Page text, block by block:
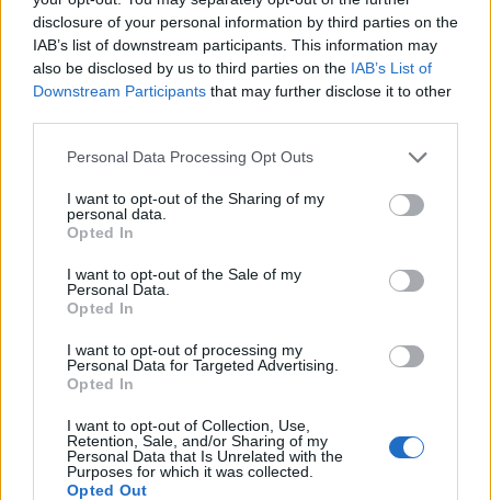
disclosure of your personal information by third parties on the
IAB’s list of downstream participants. This information may
also be disclosed by us to third parties on the IAB’s List of
Downstream Participants that may further disclose it to other
Please note that this website/app uses one or more Google
not limited to your visit or usage behaviour. You may click to
grant or deny consent to Google and its third-party tags to
use your data for below specified purposes in below Google
consent section.
Personal Data Processing Opt Outs
I want to opt-out of the Sharing of my
personal data.
Opted In
I want to opt-out of the Sale of my
Personal Data.
Opted In
I want to opt-out of processing my
Personal Data for Targeted Advertising.
Opted In
I want to opt-out of Collection, Use,
Retention, Sale, and/or Sharing of my
Personal Data that Is Unrelated with the
Purposes for which it was collected.
Opted Out